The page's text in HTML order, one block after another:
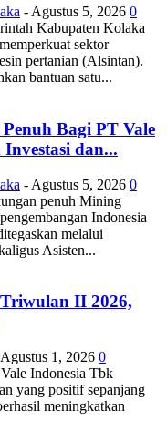
- Agustus 5, 2026 0
Kabupaten Kolaka
sektor
pertanian (Alsintan).
bantuan satu...
Bagi PT Vale
dan...
- Agustus 5, 2026 0
penuh Mining
Indonesia
melalui
Asisten...
II 2026,
Agustus 1, 2026 0
Indonesia Tbk
yang positif sepanjang
meningkatkan